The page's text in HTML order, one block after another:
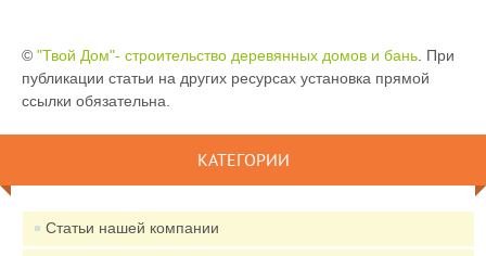
© "Твой Дом"- строительство деревянных домов и бань . При
публикации статьи на других ресурсах установка прямой
ссылки обязательна.
КАТЕГОРИИ
Статьи нашей компании